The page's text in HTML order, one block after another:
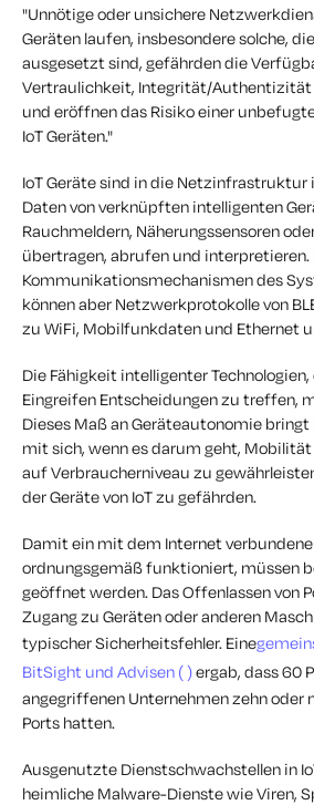
"Unnötige oder unsichere
Geräten laufen, insbesondere solche,
ausgesetzt sind, gefährden die
Vertraulichkeit, Integrität/Authentizität
und eröffnen das Risiko einer
IoT Geräten."
IoT Geräte sind in die
Daten von verknüpften intelligenten
Rauchmeldern, Näherungssensoren
übertragen, abrufen und interpretieren.
Kommunikationsmechanismen des
können aber Netzwerkprotokolle von
zu WiFi, Mobilfunkdaten und Ethernet
Die Fähigkeit intelligenter
Eingreifen Entscheidungen zu treffen,
Dieses Maß an Geräteautonomie
mit sich, wenn es darum geht,
auf Verbraucherniveau zu
der Geräte von IoT zu gefährden.
Damit ein mit dem Internet
ordnungsgemäß funktioniert, müssen
geöffnet werden. Das Offenlassen von
Zugang zu Geräten oder anderen
typischer Sicherheitsfehler. Eine
BitSight und Advisen ()ergab, dass 60
angegriffenen Unternehmen zehn oder
Ports hatten.
Ausgenutzte Dienstschwachstellen in
heimliche Malware-Dienste wie Viren,